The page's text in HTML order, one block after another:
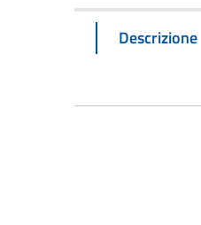
Descrizione